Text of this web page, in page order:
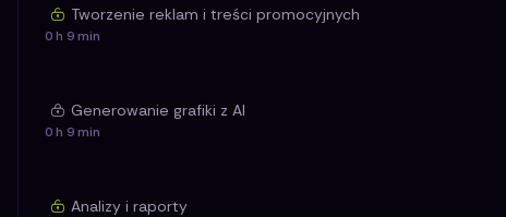
Tworzenie reklam i treści promocyjnych
0 h 9 min
Generowanie grafiki z AI
0 h 9 min
Analizy i raporty